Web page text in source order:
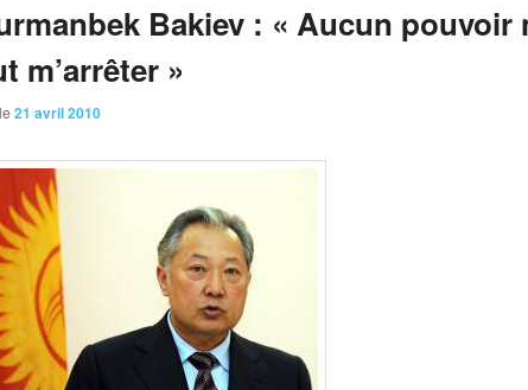
Bakiev : « Aucun pouvoir
m’arrêter »
21 avril 2010